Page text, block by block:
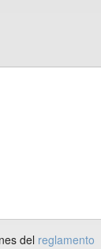
del reglamento